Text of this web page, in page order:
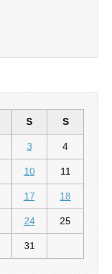
S S
3 4
10 11
17 18
24 25
31